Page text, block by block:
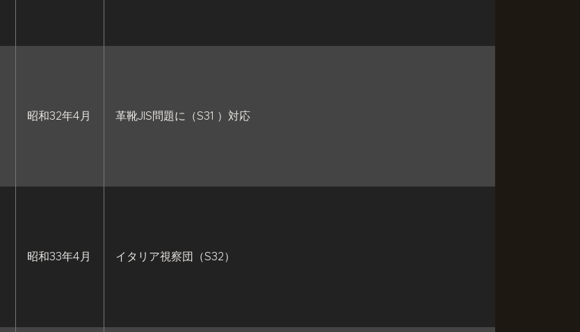
昭和32年4月 革靴JIS問題に（S31 ）対応
昭和33年4月 イタリア視察団（S32）